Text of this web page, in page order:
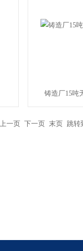
铸造厂15吨
上一页 下一页 末页 跳转